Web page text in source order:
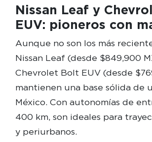
Nissan Leaf y
EUV: pioneros con
Aunque no son los más
Nissan Leaf (desde $849,900
Chevrolet Bolt EUV (desde
mantienen una base sólida de
México. Con autonomías de
400 km, son ideales para
y periurbanos.